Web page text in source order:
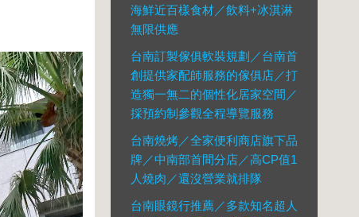
海鮮近百樣食材／飲料+冰淇淋
無限供應
台南訂製傢俱軟裝規劃／台南首
創提供家配師服務的傢俱店／打
造獨一無二的個性化居家空間／
採預約制參觀全程導覽服務
台南燒烤／全家便利商店旗下品
牌／中南部首間分店／高CP值1
人燒肉／還沒營業就排隊
台南眼鏡行推薦／多款知名超人